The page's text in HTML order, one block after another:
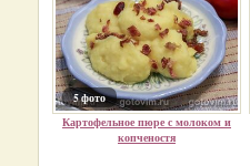
5 фото
Картофельное пюре с молоком и
копченостя